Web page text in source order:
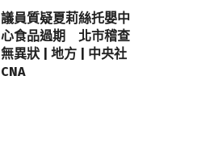
議員質疑夏莉絲托嬰中
心食品過期 北市稽查
無異狀 | 地方 | 中央社
CNA